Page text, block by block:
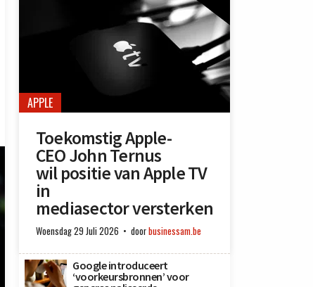
APPLE
Toekomstig Apple-
CEO John Ternus
wil positie van Apple TV
in
mediasector versterken
Woensdag 29 Juli 2026 doorbusinessam.be
Google introduceert
‘voorkeursbronnen’ voor